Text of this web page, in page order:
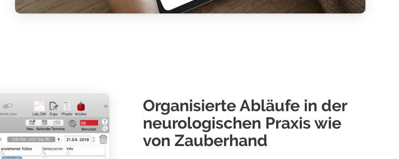
Organisierte Abläufe in der
neurologischen Praxis wie
von Zauberhand